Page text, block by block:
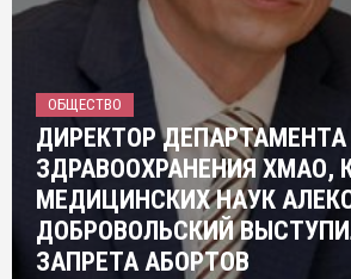
ОБЩЕСТВО
ДИРЕКТОР ДЕПАРТАМЕНТА
ЗДРАВООХРАНЕНИЯ ХМАО,
МЕДИЦИНСКИХ НАУК
ДОБРОВОЛЬСКИЙ
ЗАПРЕТА АБОРТОВ